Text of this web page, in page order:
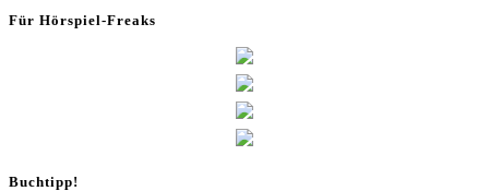
Für Hör­spiel-Freaks
Buch­tipp!